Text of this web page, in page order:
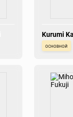
Kurumi
основной